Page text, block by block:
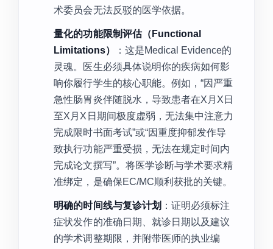
术委员会无法反驳的医学依据。
量化的功能限制评估（Functional
Limitations）
：这是Medical Evidence的
灵魂。医生必须具体说明你的疾病如何影
响你履行学生的核心职能。例如，“因严重
急性肠胃炎伴随脱水，导致患者在X月X日
至X月X日期间极度虚弱，无法集中注意力
完成限时书面考试”或“因重度抑郁发作导
致执行功能严重受损，无法在规定时间内
完成论文撰写”。将医学诊断与学术要求精
准绑定，是确保EC/MC顺利获批的关键。
明确的时间线与复诊计划 ：证明必须标注
症状发作的准确日期、就诊日期以及建议
的学术调整期限，并附带医师的执业编